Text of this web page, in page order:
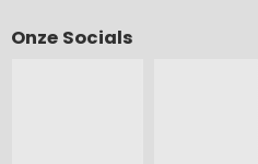
Onze Socials